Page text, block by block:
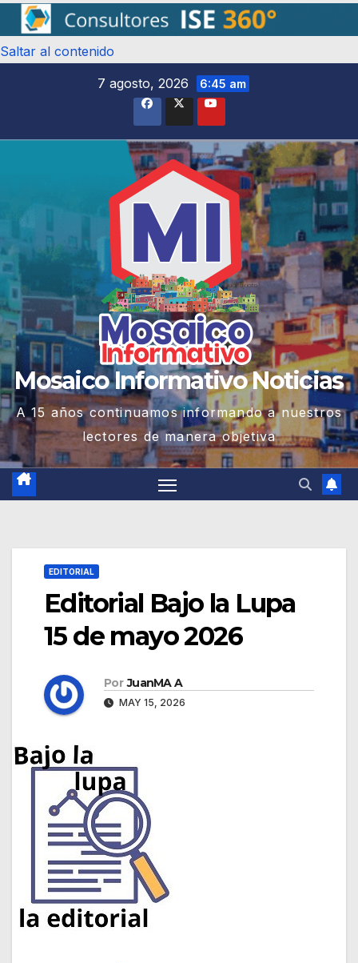
Saltar al contenido
7 agosto, 2026
6:45 am
Mosaico Informativo Noticias
A 15 años continuamos informando a nuestros
lectores de manera objetiva
EDITORIAL
Editorial Bajo la Lupa
15 de mayo 2026
Por JuanMA A
MAY 15, 2026